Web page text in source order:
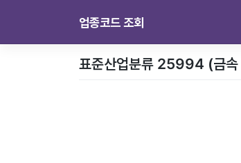
업종코드 조회
표준산업분류 25994 (금속